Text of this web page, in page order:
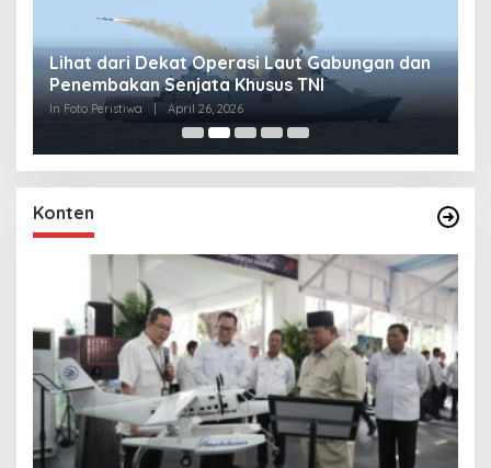
Lihat dari Dekat Operasi Laut Gabungan dan
Penembakan Senjata Khusus TNI
In Foto Peristiwa | April 26, 2026
Konten